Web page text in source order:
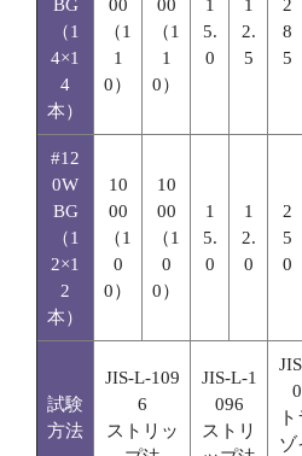
BG
（1
4×1
4
本）
00
（1
1
0）
00
（1
1
0）
1
5.
0
1
2.
5
2
8
5
#12
0W
BG
（1
2×1
2
本）
10
00
（1
0
0）
10
00
（1
0
0）
1
5.
0
1
2.
0
2
5
0
試験
方法
JIS-L-109
6
ストリッ
JIS-L-1
096
ストリ
ゾ